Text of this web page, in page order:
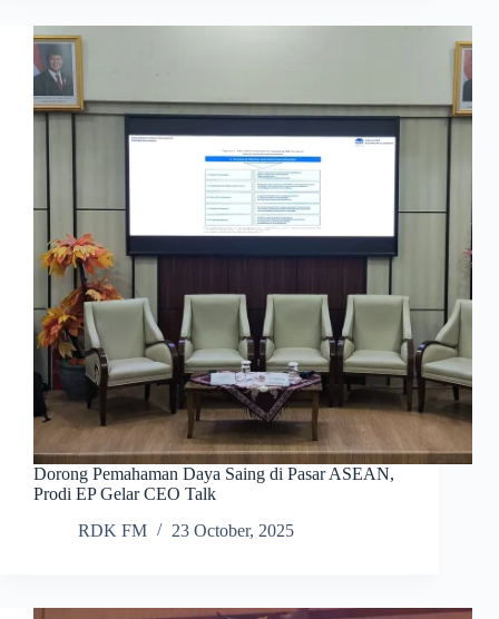
Dorong Pemahaman Daya Saing di Pasar ASEAN,
Prodi EP Gelar CEO Talk
RDK FM
23 October, 2025